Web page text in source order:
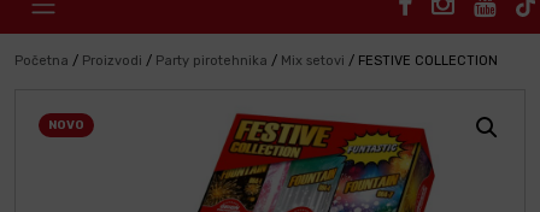
Početna / Proizvodi / Party pirotehnika / Mix setovi / FESTIVE COLLECTION
NOVO